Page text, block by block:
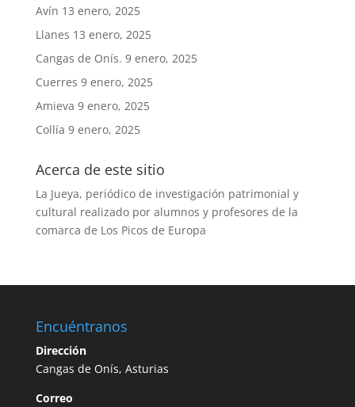
Avín 13 enero, 2025
Llanes 13 enero, 2025
Cangas de Onís. 9 enero, 2025
Cuerres 9 enero, 2025
Amieva 9 enero, 2025
Collía 9 enero, 2025
Acerca de este sitio
La Jueya, periódico de investigación patrimonial y
cultural realizado por alumnos y profesores de la
comarca de Los Picos de Europa
Encuéntranos
Dirección
Cangas de Onís, Asturias
Correo